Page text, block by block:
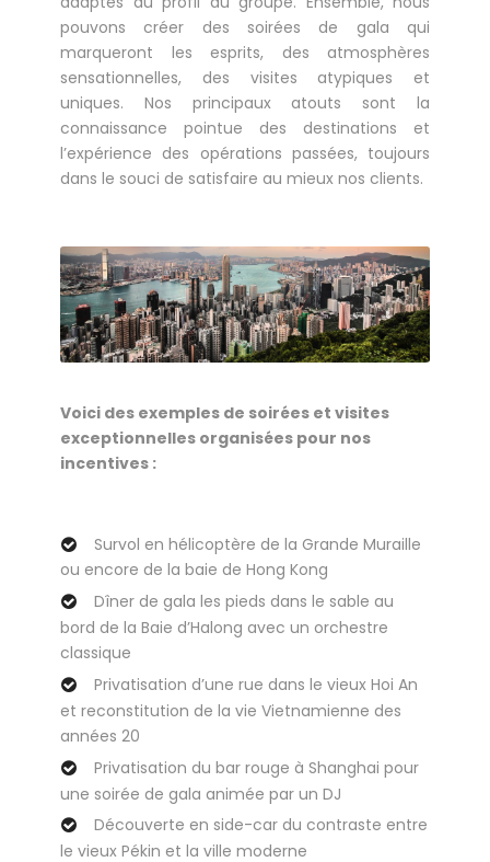
pouvons créer des soirées de gala qui
marqueront les esprits, des atmosphères
sensationnelles, des visites atypiques et
uniques. Nos principaux atouts sont la
connaissance pointue des destinations et
l’expérience des opérations passées, toujours
dans le souci de satisfaire au mieux nos clients.
Voici des exemples de soirées et visites
exceptionnelles organisées pour nos
incentives :
Survol en hélicoptère de la Grande Muraille
ou encore de la baie de Hong Kong
Dîner de gala les pieds dans le sable au
bord de la Baie d’Halong avec un orchestre
classique
Privatisation d’une rue dans le vieux Hoi An
et reconstitution de la vie Vietnamienne des
années 20
Privatisation du bar rouge à Shanghai pour
une soirée de gala animée par un DJ
Découverte en side-car du contraste entre
le vieux Pékin et la ville moderne